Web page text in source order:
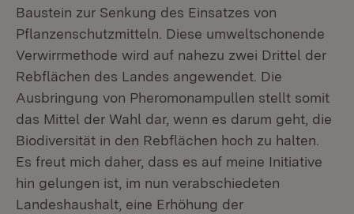
Baustein zur Senkung des Einsatzes von
Pflanzenschutzmitteln. Diese umweltschonende
Verwirrmethode wird auf nahezu zwei Drittel der
Rebflächen des Landes angewendet. Die
Ausbringung von Pheromonampullen stellt somit
das Mittel der Wahl dar, wenn es darum geht, die
Biodiversität in den Rebflächen hoch zu halten.
Es freut mich daher, dass es auf meine Initiative
hin gelungen ist, im nun verabschiedeten
Landeshaushalt, eine Erhöhung der